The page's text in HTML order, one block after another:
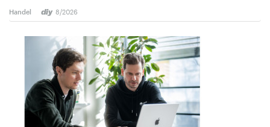
Handel 8/2026